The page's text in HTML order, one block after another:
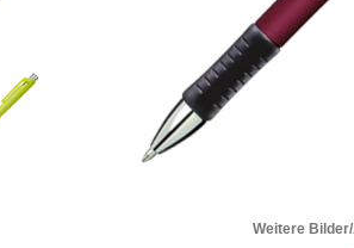
Weitere